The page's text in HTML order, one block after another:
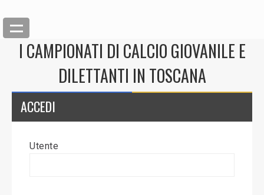
Back
I CAMPIONATI DI CALCIO GIOVANILE E
DILETTANTI IN TOSCANA
ACCEDI
Utente